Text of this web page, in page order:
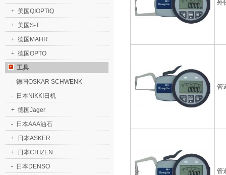
+ 美国QIOPTIQ
+ 美国S-T
+ 德国MAHR
+ 德国OPTO
工具
- 德国OSKAR SCHWENK
- 日本NIKKI日机
+ 德国Jager
- 日本AAA油石
+ 日本ASKER
+ 日本CITIZEN
- 日本DENSO
外
管
管